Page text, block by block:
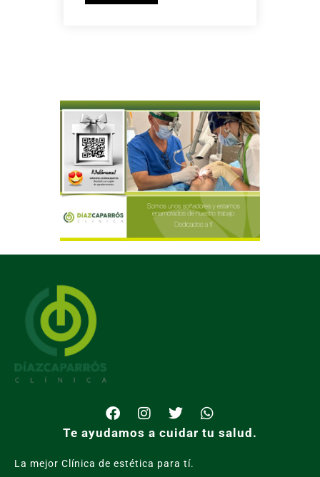
Te ayudamos a cuidar tu salud.
La mejor Clínica de estética para tí.